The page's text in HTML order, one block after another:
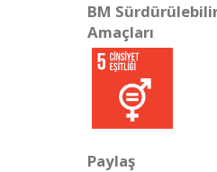
BM
Amaçları
Paylaş